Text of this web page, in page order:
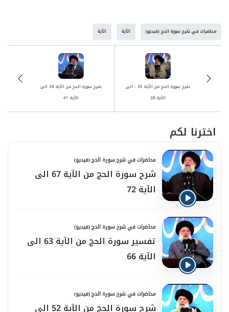
محاضرات في شرح سورة الحج (فيديو) الآية الآية
شرح سورة الحج من الآية 38 الى
الآية 41
شرح سورة الحج من الآية 36 - الى
الآية 38
اخترنا لكم
محاضرات في شرح سورة الحج (فيديو)
شرح سورة الحج من الآية 67 الى
الآية 72
محاضرات في شرح سورة الحج (فيديو)
تفسير سورة الحج من الآية 63 الى
الآية 66
محاضرات في شرح سورة الحج (فيديو)
شرح سورة الحج من الآية 52 الى